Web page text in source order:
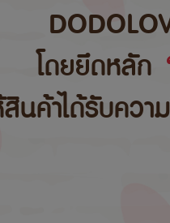
โดยยึดหลัก
สินค้าได้รับคว